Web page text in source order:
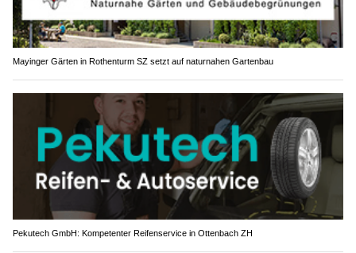
Mayinger Gärten in Rothenturm SZ setzt auf naturnahen Gartenbau
Pekutech GmbH: Kompetenter Reifenservice in Ottenbach ZH